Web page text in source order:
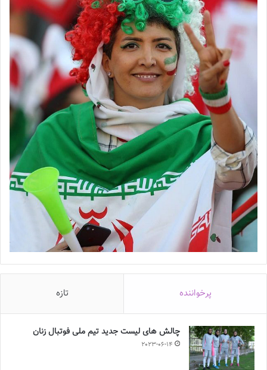
پرخواننده تازه
چالش هاى ليست جدید تيم ملى فوتبال زنان
2023-06-14